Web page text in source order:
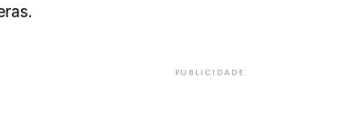
PUBLICIDADE